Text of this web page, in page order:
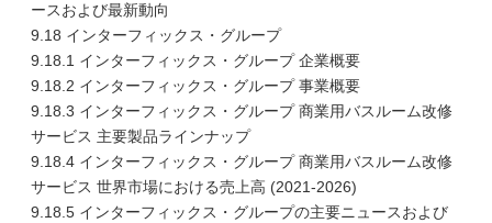
ースおよび最新動向
9.18 インターフィックス・グループ
9.18.1 インターフィックス・グループ 企業概要
9.18.2 インターフィックス・グループ 事業概要
9.18.3 インターフィックス・グループ 商業用バスルーム改修
サービス 主要製品ラインナップ
9.18.4 インターフィックス・グループ 商業用バスルーム改修
サービス 世界市場における売上高 (2021-2026)
9.18.5 インターフィックス・グループの主要ニュースおよび